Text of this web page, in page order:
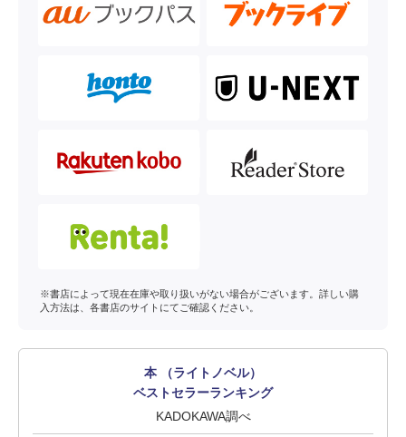
※書店によって現在在庫や取り扱いがない場合がございます。詳しい購
入方法は、各書店のサイトにてご確認ください。
本 （ライトノベル）
ベストセラーランキング
KADOKAWA調べ